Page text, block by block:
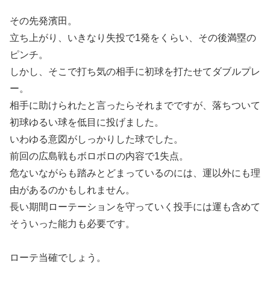
その先発濱田。
立ち上がり、いきなり失投で1発をくらい、その後満塁の
ピンチ。
しかし、そこで打ち気の相手に初球を打たせてダブルプレ
ー。
相手に助けられたと言ったらそれまでですが、落ちついて
初球ゆるい球を低目に投げました。
いわゆる意図がしっかりした球でした。
前回の広島戦もボロボロの内容で1失点。
危ないながらも踏みとどまっているのには、運以外にも理
由があるのかもしれません。
長い期間ローテーションを守っていく投手には運も含めて
そういった能力も必要です。
ローテ当確でしょう。